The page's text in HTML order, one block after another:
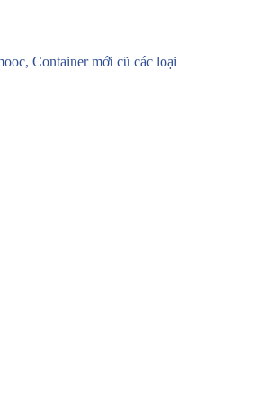
Container mới cũ các loại